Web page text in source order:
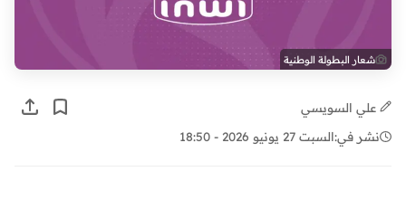
شعار البطولة الوطنية
علي السويسي
نشر في:السبت 27 يونيو 2026 - 18:50